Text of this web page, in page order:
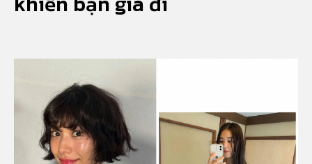
Search your query...
Or continue exploring...